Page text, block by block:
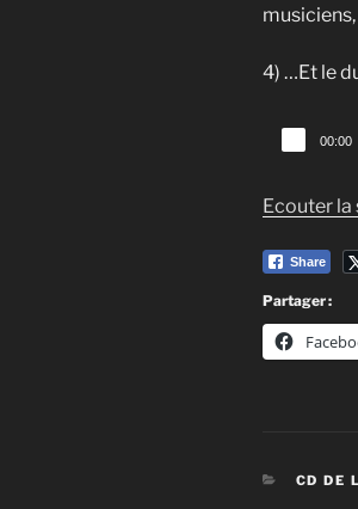
4) …Et le
Lecteur
audio
00:00
Ecouter la
Share
Partager :
CD DE